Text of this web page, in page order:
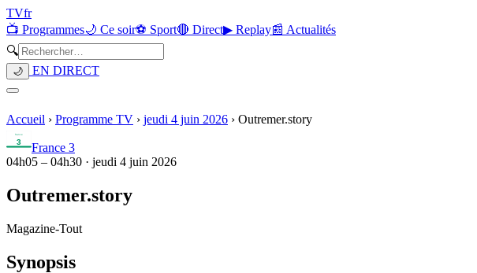
TVfr
📺 Programmes🌙 Ce soir⚽ Sport🔴 Direct▶ Replay📰 Actualités
🔍
🌙 EN DIRECT
Accueil › Programme TV › jeudi 4 juin 2026 › Outremer.story
France 3
04h05 – 04h30 · jeudi 4 juin 2026
Outremer.story
Magazine-Tout
Synopsis